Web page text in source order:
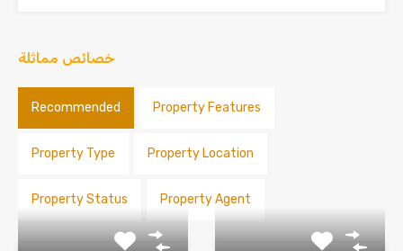
خصائص مماثلة
Recommended Property Features
Property Type Property Location
Property Status Property Agent